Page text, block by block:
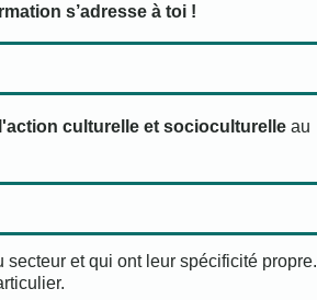
s’adresse à toi !
l'action culturelle et socioculturelle au
et qui ont leur spécificité propre.